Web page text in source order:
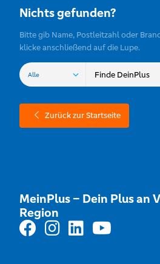
Nichts gefunden?
Bitte gib Name, Postleitzahl oder
klicke anschließend auf die Lupe.
Zurück zur Startseite
MeinPlus – Dein Plus an
Region